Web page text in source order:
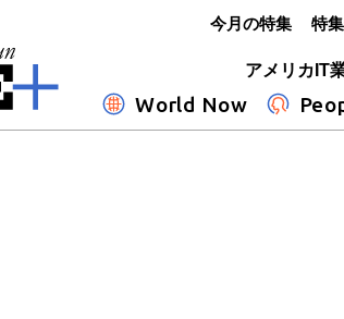
アメリカIT
World Now
今月の特集 特